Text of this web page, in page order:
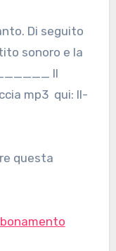
sonoro e la
Il
mp3 qui: Il-